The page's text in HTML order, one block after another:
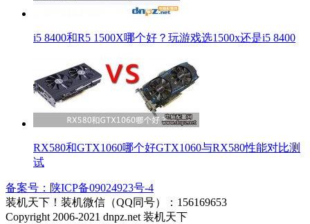
i5 8400和R5 1500X哪个好？玩游戏选1500x还是i5 8400
RX580和GTX1060哪个好GTX1060与RX580性能对比测
试
备案号：陕ICP备09024923号-4
装机天下！装机微信（QQ同号）：156169653
Copyright 2006-2021 dnpz.net 装机天下